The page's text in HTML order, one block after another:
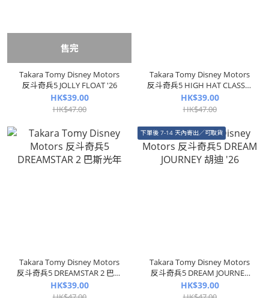
售完
Takara Tomy Disney Motors
反斗奇兵5 JOLLY FLOAT '26
HK$39.00
HK$47.00
Takara Tomy Disney Motors
反斗奇兵5 HIGH HAT CLASSIC
胡迪 '26
HK$39.00
HK$47.00
Takara Tomy Disney Motors
反斗奇兵5 DREAMSTAR 2 巴斯
光年
HK$39.00
下單後 7-14 天內寄出／可取貨
Takara Tomy Disney Motors
反斗奇兵5 DREAM JOURNEY
胡迪 '26
HK$39.00